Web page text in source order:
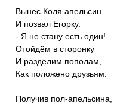
Вынес Коля апельсин
И позвал Егорку.
- Я не стану есть один!
Отойдём в сторонку
И разделим пополам,
Как положено друзьям.
Получив пол-апельсина,